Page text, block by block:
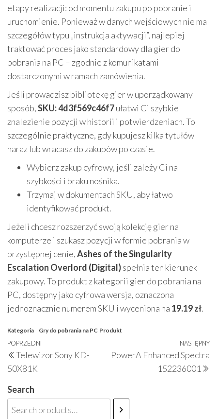
etapy realizacji: od momentu zakupu po pobranie i
uruchomienie. Ponieważ w danych wejściowych nie ma
szczegółów typu „instrukcja aktywacji”, najlepiej
traktować proces jako standardowy dla gier do
pobrania na PC – zgodnie z komunikatami
dostarczonymi w ramach zamówienia.
Jeśli prowadzisz bibliotekę gier w uporządkowany
sposób,SKU: 4d3f569c46f7ułatwi Ci szybkie
znalezienie pozycji w historii i potwierdzeniach. To
szczególnie praktyczne, gdy kupujesz kilka tytułów
naraz lub wracasz do zakupów po czasie.
Wybierz zakup cyfrowy, jeśli zależy Ci na
szybkości i braku nośnika.
Trzymaj w dokumentach SKU, aby łatwo
identyfikować produkt.
Jeżeli chcesz rozszerzyć swoją kolekcję gier na
komputerze i szukasz pozycji w formie pobrania w
przystępnej cenie,Ashes of the Singularity
Escalation Overlord (Digital)spełnia ten kierunek
zakupowy. To produkt z kategorii gier do pobrania na
PC, dostępny jako cyfrowa wersja, oznaczona
jednoznacznie numerem SKU i wyceniona na 19.19 zł.
Kategoria Gry do pobrania na PC Produkt
Nawigacja
wpisu
Poprzedni
wpis
POPRZEDNI
Telewizor Sony KD-
50X81K
NASTĘPNY
PowerA Enhanced Spectra
152236001
Search